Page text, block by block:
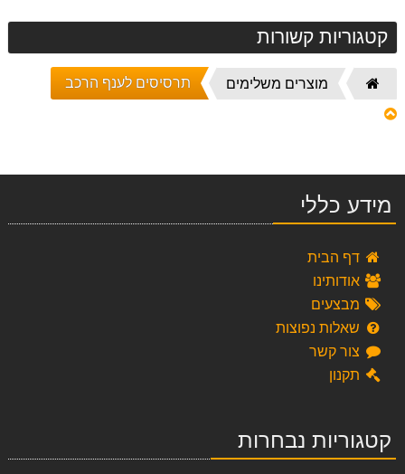
קטגוריות קשורות
דף
הבית
מוצרים משלימים תרסיסים לענף הרכב
מידע כללי
דף הבית
אודותינו
מבצעים
שאלות נפוצות
צור קשר
תקנון
קטגוריות נבחרות